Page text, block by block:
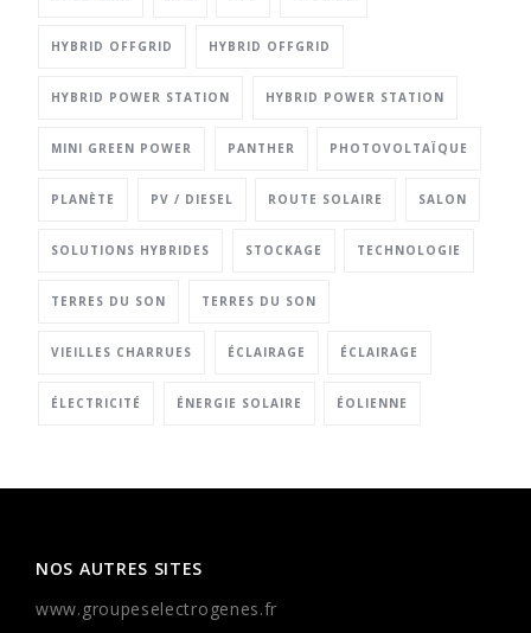
HYBRID OFFGRID HYBRID OFFGRID
HYBRID POWER STATION HYBRID POWER STATION
MINI GREEN POWER PANTHER PHOTOVOLTAÏQUE
PLANÈTE PV / DIESEL ROUTE SOLAIRE SALON
SOLUTIONS HYBRIDES STOCKAGE TECHNOLOGIE
TERRES DU SON TERRES DU SON
VIEILLES CHARRUES ÉCLAIRAGE ÉCLAIRAGE
ÉLECTRICITÉ ÉNERGIE SOLAIRE ÉOLIENNE
NOS AUTRES SITES
www.groupeselectrogenes.fr